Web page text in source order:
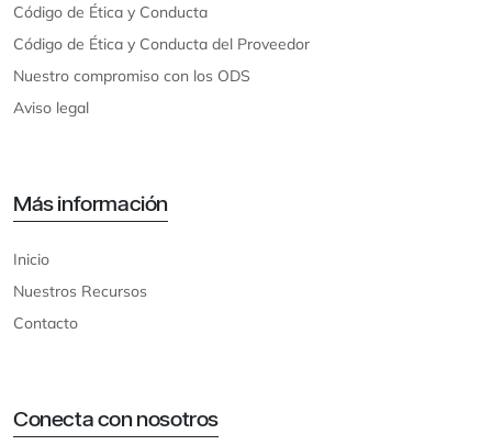
Código de Ética y Conducta
Código de Ética y Conducta del Proveedor
Nuestro compromiso con los ODS
Aviso legal
Más información
Inicio
Nuestros Recursos
Contacto
Conecta con nosotros